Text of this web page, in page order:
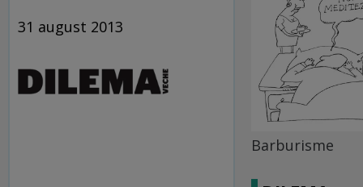
31 august 2013
Barburisme